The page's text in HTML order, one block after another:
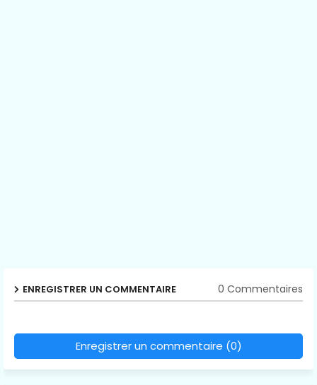
ENREGISTRER UN COMMENTAIRE 0 Commentaires
Enregistrer un commentaire (0)